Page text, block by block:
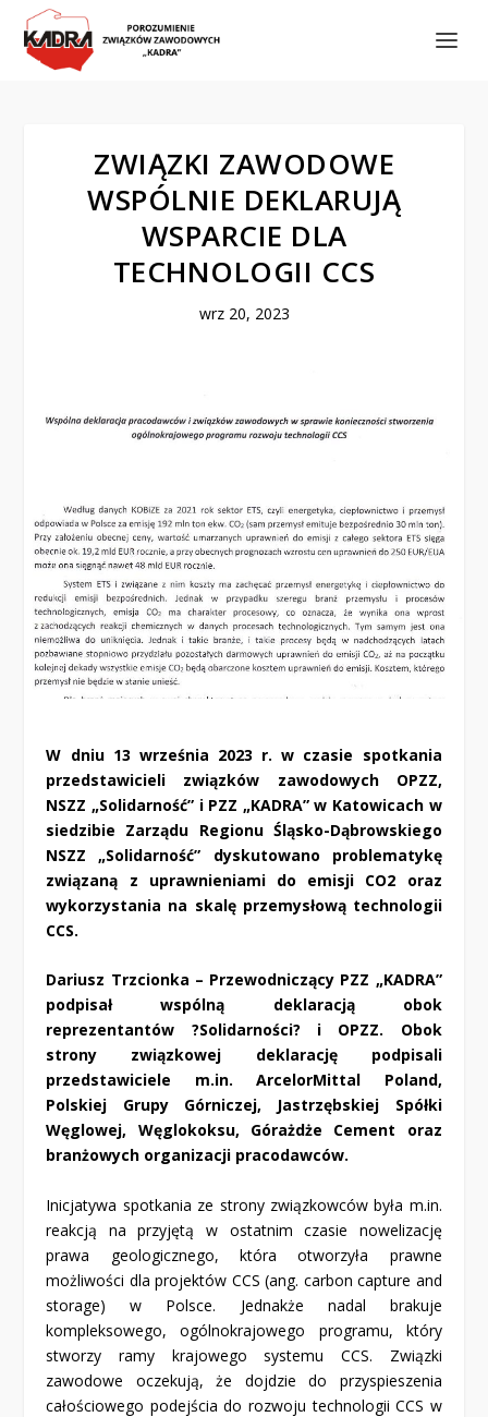
ZWIĄZKI ZAWODOWE
WSPÓLNIE DEKLARUJĄ
WSPARCIE DLA
TECHNOLOGII CCS
wrz 20, 2023
W dniu 13 września 2023 r. w czasie spotkania
przedstawicieli związków zawodowych OPZZ,
NSZZ „Solidarność” i PZZ „KADRA” w Katowicach w
siedzibie Zarządu Regionu Śląsko-Dąbrowskiego
NSZZ „Solidarność” dyskutowano problematykę
związaną z uprawnieniami do emisji CO2 oraz
wykorzystania na skalę przemysłową technologii
CCS.
Dariusz Trzcionka – Przewodniczący PZZ „KADRA”
podpisał wspólną deklaracją obok
reprezentantów ?Solidarności? i OPZZ. Obok
strony związkowej deklarację podpisali
przedstawiciele m.in. ArcelorMittal Poland,
Polskiej Grupy Górniczej, Jastrzębskiej Spółki
Węglowej, Węglokoksu, Górażdże Cement oraz
branżowych organizacji pracodawców.
Inicjatywa spotkania ze strony związkowców była m.in.
reakcją na przyjętą w ostatnim czasie nowelizację
prawa geologicznego, która otworzyła prawne
możliwości dla projektów CCS (ang. carbon capture and
storage) w Polsce. Jednakże nadal brakuje
kompleksowego, ogólnokrajowego programu, który
stworzy ramy krajowego systemu CCS. Związki
zawodowe oczekują, że dojdzie do przyspieszenia
całościowego podejścia do rozwoju technologii CCS w